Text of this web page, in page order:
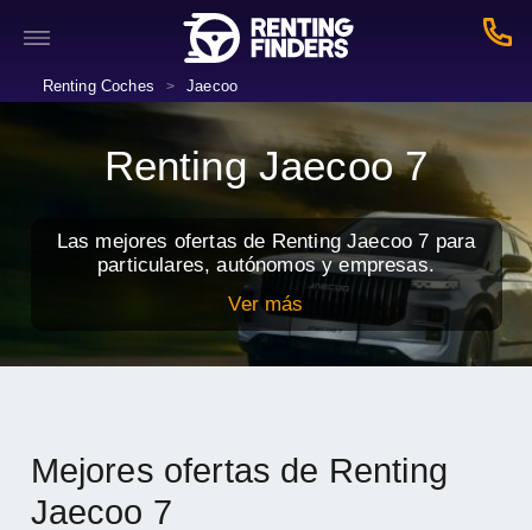
Renting Coches > Jaecoo
Renting Jaecoo 7
Las mejores ofertas de Renting Jaecoo 7 para
particulares, autónomos y empresas.
Ver más
Mejores ofertas de Renting
Jaecoo 7